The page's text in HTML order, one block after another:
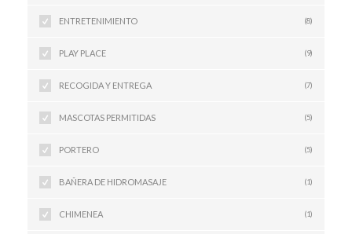
ENTRETENIMIENTO (8)
PLAY PLACE (9)
RECOGIDA Y ENTREGA (7)
MASCOTAS PERMITIDAS (5)
PORTERO (5)
BAÑERA DE HIDROMASAJE (1)
CHIMENEA (1)